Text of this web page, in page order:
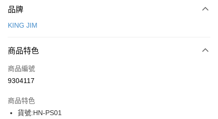
信用卡一次付款
街口支付
悠遊付
運送方式
品牌
KING JIM
商品特色
商品編號
9304117
商品特色
貨號:HN-PS01